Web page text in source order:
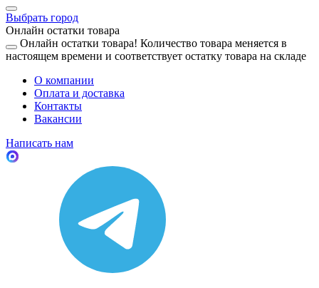
Выбрать город
Онлайн остатки товара
Онлайн остатки товара! Количество товара меняется в
настоящем времени и соответствует остатку товара на складе
О компании
Оплата и доставка
Контакты
Вакансии
Написать нам